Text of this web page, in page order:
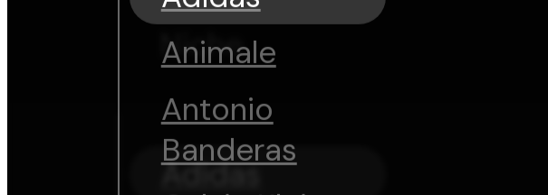
Niche
Adidas
Animale
Antonio
Banderas